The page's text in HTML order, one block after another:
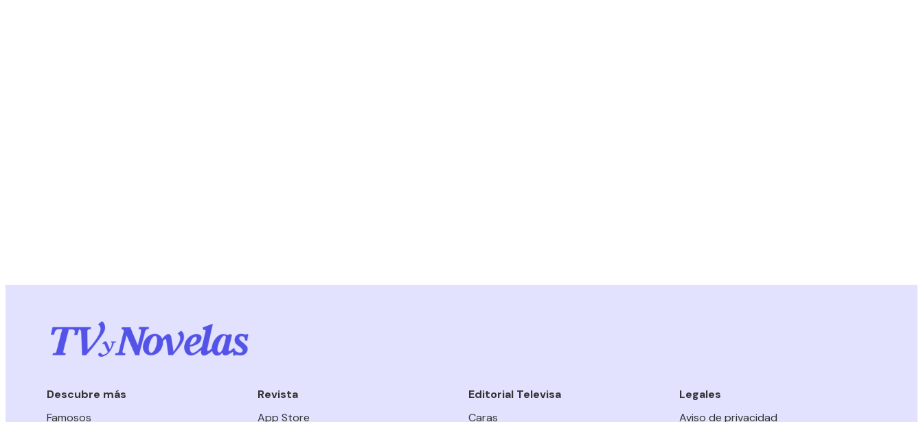
Descubre más
Famosos
Revista
App Store
Editorial Televisa
Caras
Legales
Aviso de privacidad